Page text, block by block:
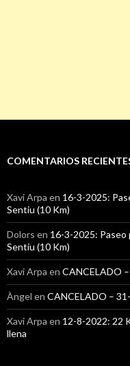
COMENTARIOS
Xavi Arpa en 16-3-2025:
Sentiu (10 Km)
Dolors en 16-3-2025: Paseo
Sentiu (10 Km)
Xavi Arpa en CANCELADO
Àngel en CANCELADO –
Xavi Arpa en 12-8-2022: 22
llena